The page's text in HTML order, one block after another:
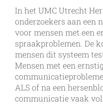
In het UMC Utrecht
onderzoekers aan een
voor mensen met een
spraakproblemen. De
mensen dit systeem
Mensen met een
ALS of na een
communicatie vaak